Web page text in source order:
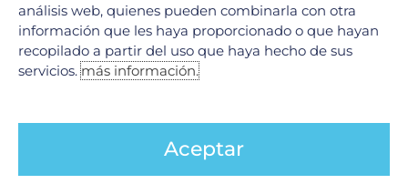
Imagenología
Hemodinamia
Ver todos
Legales
análisis web, quienes pueden combinarla con otra
información que les haya proporcionado o que hayan
recopilado a partir del uso que haya hecho de sus
servicios.más información.
Aceptar